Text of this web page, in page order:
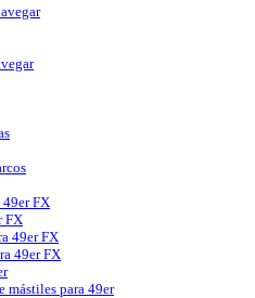
49er FX
FX
49er FX
49er FX
mástiles para 49er